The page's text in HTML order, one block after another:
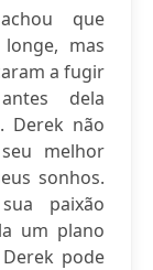
que
mas
a fugir
dela
Derek não
melhor
sonhos.
paixão
um plano
pode